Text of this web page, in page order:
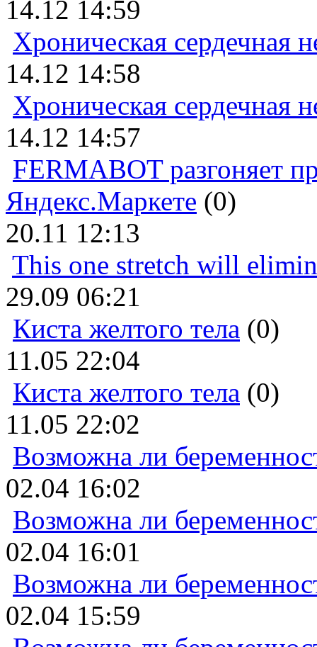
14.12 14:59
Хроническая сердечная
14.12 14:58
Хроническая сердечная
14.12 14:57
FERMABOT разгоняет
Яндекс.Маркете (0)
20.11 12:13
This one stretch will
29.09 06:21
Киста желтого тела (0)
11.05 22:04
Киста желтого тела (0)
11.05 22:02
Возможна ли
02.04 16:02
Возможна ли
02.04 16:01
Возможна ли
02.04 15:59